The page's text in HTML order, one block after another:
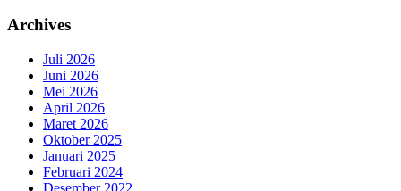
Archives
Juli 2026
Juni 2026
Mei 2026
April 2026
Maret 2026
Oktober 2025
Januari 2025
Februari 2024
Desember 2022